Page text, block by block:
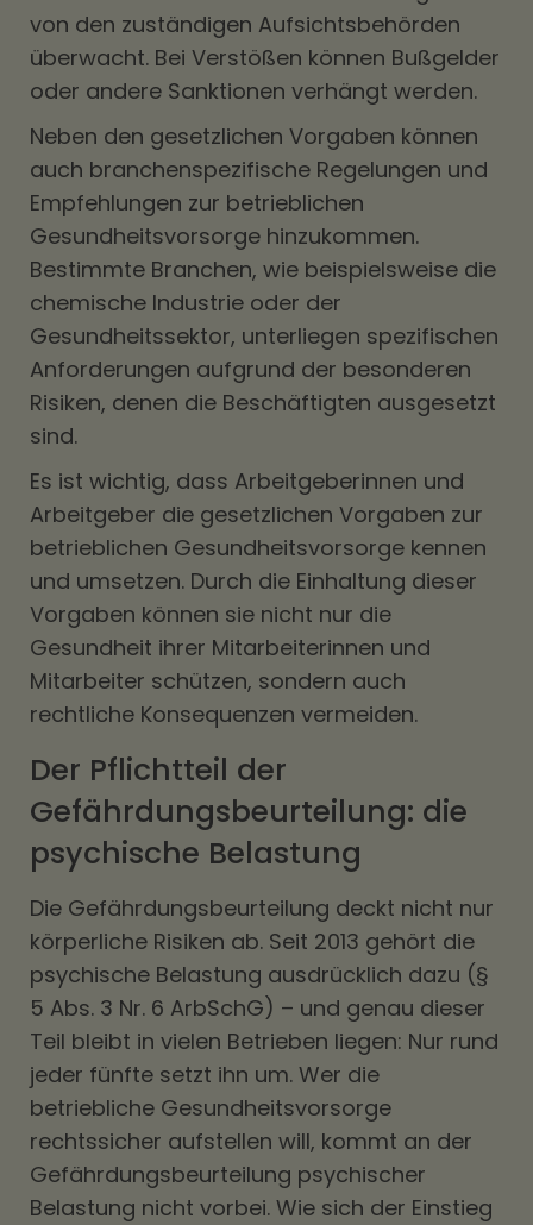
von den zuständigen Aufsichtsbehörden
überwacht. Bei Verstößen können Bußgelder
oder andere Sanktionen verhängt werden.
Neben den gesetzlichen Vorgaben können
auch branchenspezifische Regelungen und
Empfehlungen zur betrieblichen
Gesundheitsvorsorge hinzukommen.
Bestimmte Branchen, wie beispielsweise die
chemische Industrie oder der
Gesundheitssektor, unterliegen spezifischen
Anforderungen aufgrund der besonderen
Risiken, denen die Beschäftigten ausgesetzt
sind.
Es ist wichtig, dass Arbeitgeberinnen und
Arbeitgeber die gesetzlichen Vorgaben zur
betrieblichen Gesundheitsvorsorge kennen
und umsetzen. Durch die Einhaltung dieser
Vorgaben können sie nicht nur die
Gesundheit ihrer Mitarbeiterinnen und
Mitarbeiter schützen, sondern auch
rechtliche Konsequenzen vermeiden.
Der Pflichtteil der
Gefährdungsbeurteilung: die
psychische Belastung
Die Gefährdungsbeurteilung deckt nicht nur
körperliche Risiken ab. Seit 2013 gehört die
psychische Belastung ausdrücklich dazu (§
5 Abs. 3 Nr. 6 ArbSchG) – und genau dieser
Teil bleibt in vielen Betrieben liegen: Nur rund
jeder fünfte setzt ihn um. Wer die
betriebliche Gesundheitsvorsorge
rechtssicher aufstellen will, kommt an der
Gefährdungsbeurteilung psychischer
Belastung nicht vorbei. Wie sich der Einstieg